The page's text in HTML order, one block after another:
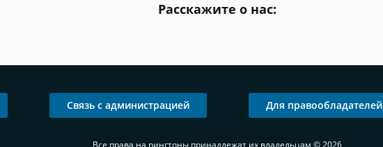
Расскажите о нас:
Связь с администрацией Для правообладателей
Все права на рингтоны принадлежат их владельцам © 2026